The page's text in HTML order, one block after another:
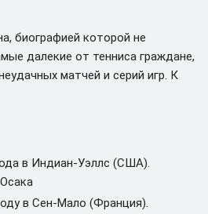
биографией которой не
далекие от тенниса граждане,
матчей и серий игр. К
в Индиан-Уэллс (США).
в Сен-Мало (Франция).